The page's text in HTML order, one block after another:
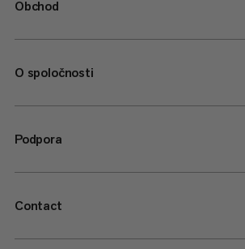
Obchod
O spoločnosti
Podpora
Contact